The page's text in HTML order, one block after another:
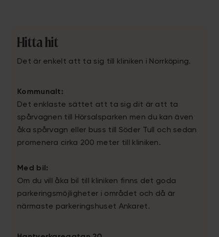
Hitta hit
Det är enkelt att ta sig till kliniken i Norrköping.
Kommunalt:
Det enklaste sättet att ta sig dit är att ta
spårvagnen till Hörsalsparken men du kan även
åka spårvagn eller buss till Söder Tull och sedan
promenera cirka 200 meter till kliniken.
Med bil:
Om du vill åka bil till kliniken finns det goda
parkeringsmöjligheter i området och då är
närmaste parkeringshuset Ankaret.